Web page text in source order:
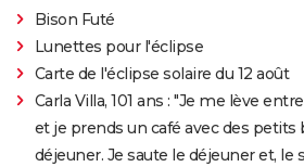
Bison Futé
Lunettes pour l'éclipse
Carte de l'éclipse solaire du 12 août
Carla Villa, 101 ans : "Je me lève
et je prends un café avec des petits
déjeuner. Je saute le déjeuner et, le